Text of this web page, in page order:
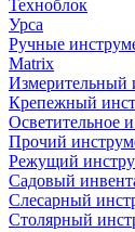
Техноблок
Урса
Ручные
Matrix
Измерительный
Крепежный
Осветительное
Прочий
Режущий
Садовый
Слесарный
Столярный